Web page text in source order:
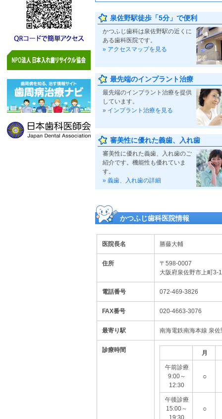
泉佐野駅徒歩「5分」で便利
かつふじ歯科は泉佐野駅の近くに
ある歯科医院です。
» アクセスマップを見る
最先端のインプラント治療
最先端のインプラント治療を提供
しています。
» インプラント治療を見る
審美性に優れた義歯、入れ歯
審美性に優れた義歯、入れ歯のご
紹介です。機能性も優れていま
す。
» 義歯、入れ歯の詳細
かつふじ歯科医院情報
医院長名 勝藤大輔
住所
〒598-0007
大阪府泉佐野市上町
電話番号 072-469-3826
FAX番号 020-4663-3076
最寄り駅 南海電鉄南海本線 泉
診療時間 月
午前診療
9:00～
12:30
○
午後診療
15:00～
19:30
○